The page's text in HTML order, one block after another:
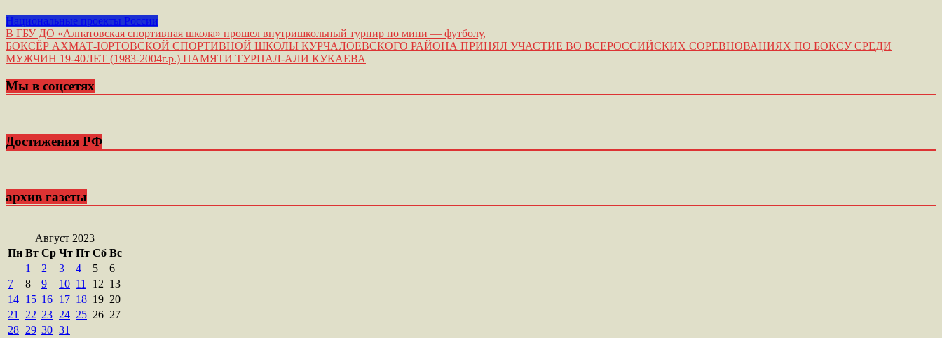
Национальные проекты России
Навигация
по
В ГБУ ДО «Алпатовская спортивная школа» прошел внутришкольный турнир по мини — футболу,
БОКСЁР АХМАТ-ЮРТОВСКОЙ СПОРТИВНОЙ ШКОЛЫ КУРЧАЛОЕВСКОГО РАЙОНА ПРИНЯЛ УЧАСТИЕ ВО ВСЕРОССИЙСКИХ СОРЕВНОВАНИЯХ ПО БОКСУ СРЕДИ
МУЖЧИН 19-40ЛЕТ (1983-2004г.р.) ПАМЯТИ ТУРПАЛ-АЛИ КУКАЕВА
Мы в соцсетях
Достижения РФ
архив газеты
Август 2023
Пн Вт Ср Чт Пт Сб Вс
1
2 3 4 5
6
7
8 9 10 11 12 13
14 15 16 17 18 19 20
21
22 23 24 25 26 27
28 29 30 31